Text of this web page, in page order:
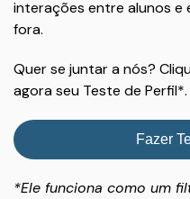
interações entre alunos e
fora.
Quer se juntar a nós?
agora seu Teste de Perfil*.
Fazer
*Ele funciona como um